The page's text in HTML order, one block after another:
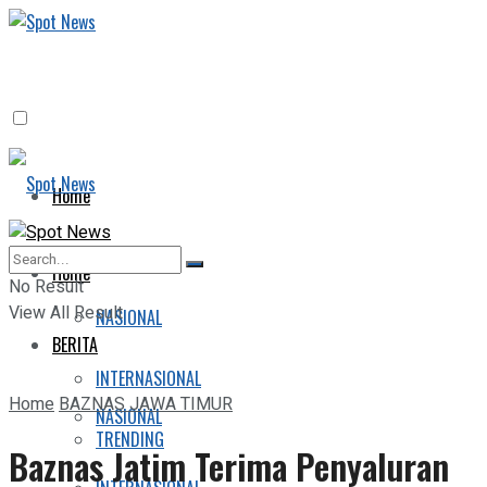
Home
BERITA
NASIONAL
INTERNASIONAL
TRENDING
Home
BERITA
NASIONAL
No Result
View All Result
HomeBAZNAS JAWA TIMUR
Baznas Jatim Terima Penyaluran